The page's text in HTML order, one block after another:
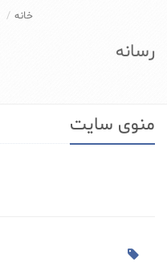
خانه
رسانه
منوی سایت